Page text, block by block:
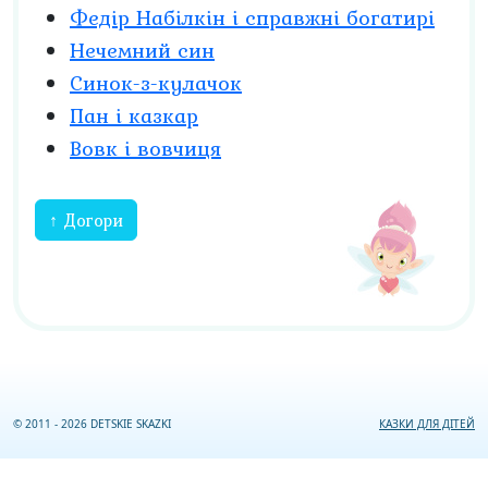
Федір Набілкін і справжні богатирі
Нечемний син
Синок-з-кулачок
Пан і казкар
Вовк і вовчиця
↑ Догори
© 2011 - 2026 DETSKIE SKAZKI КАЗКИ ДЛЯ ДІТЕЙ